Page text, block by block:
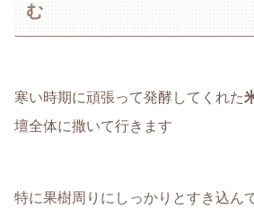
む
寒い時期に頑張って発酵してくれた
壇全体に撒いて行きます
特に果樹周りにしっかりとすき込ん